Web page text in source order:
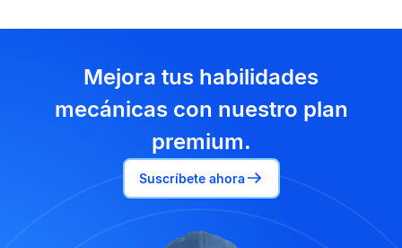
Mejora tus habilidades
mecánicas con nuestro plan
premium.
Suscríbete ahora